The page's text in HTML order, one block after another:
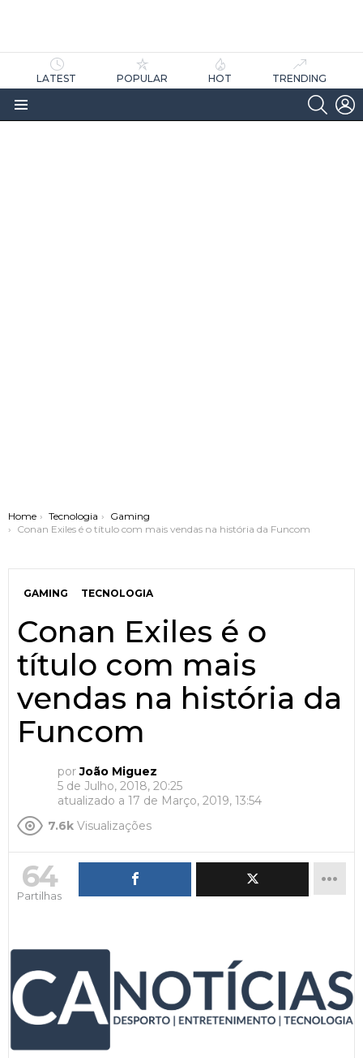
LATEST POPULAR HOT TRENDING
Menu
You are here:
Home Tecnologia
Gaming
Conan Exiles é o título com mais vendas na história da Funcom
GAMING TECNOLOGIA
Conan Exiles é o
título com mais
vendas na história da
Funcom
por João Miguez
5 de Julho, 2018, 20:25
atualizado a 17 de Março, 2019, 13:54
7.6k Visualizações
64
Partilhas